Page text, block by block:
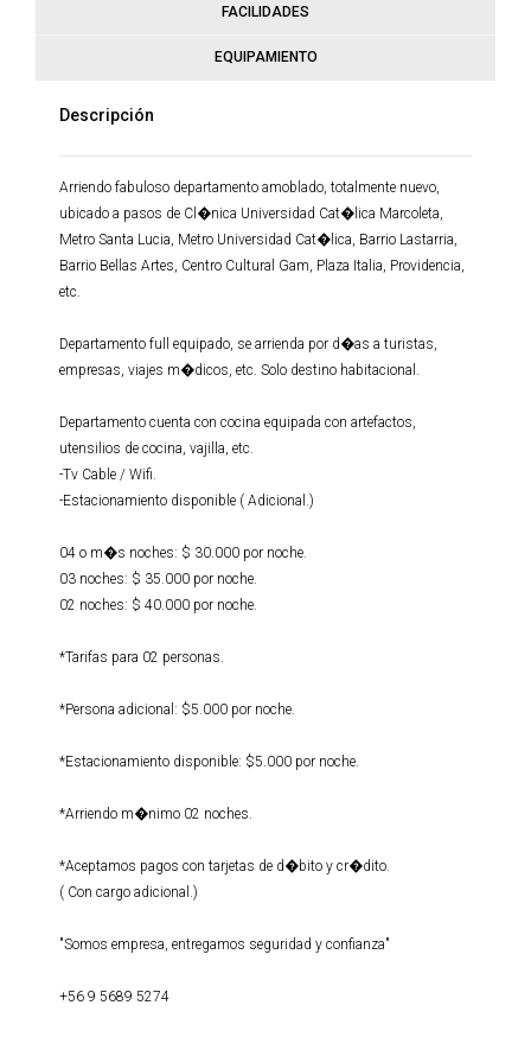
FACILIDADES
EQUIPAMIENTO
Descripción
Arriendo fabuloso departamento amoblado, totalmente nuevo,
ubicado a pasos de Cl�nica Universidad Cat�lica Marcoleta,
Metro Santa Lucia, Metro Universidad Cat�lica, Barrio Lastarria,
Barrio Bellas Artes, Centro Cultural Gam, Plaza Italia, Providencia,
etc.
Departamento full equipado, se arrienda por d�as a turistas,
empresas, viajes m�dicos, etc. Solo destino habitacional.
Departamento cuenta con cocina equipada con artefactos,
utensilios de cocina, vajilla, etc.
-Tv Cable / Wifi.
-Estacionamiento disponible ( Adicional.)
04 o m�s noches: $ 30.000 por noche.
03 noches: $ 35.000 por noche.
02 noches: $ 40.000 por noche.
*Tarifas para 02 personas.
*Persona adicional: $5.000 por noche.
*Estacionamiento disponible: $5.000 por noche.
*Arriendo m�nimo 02 noches.
*Aceptamos pagos con tarjetas de d�bito y cr�dito.
( Con cargo adicional.)
"Somos empresa, entregamos seguridad y confianza"
+56 9 5689 5274